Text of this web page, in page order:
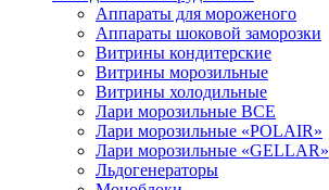
Аппараты для мороженого
Аппараты шоковой заморозки
Витрины кондитерские
Витрины морозильные
Витрины холодильные
Лари морозильные ВСЕ
Лари морозильные «POLAIR»
Лари морозильные «GELLAR»
Льдогенераторы